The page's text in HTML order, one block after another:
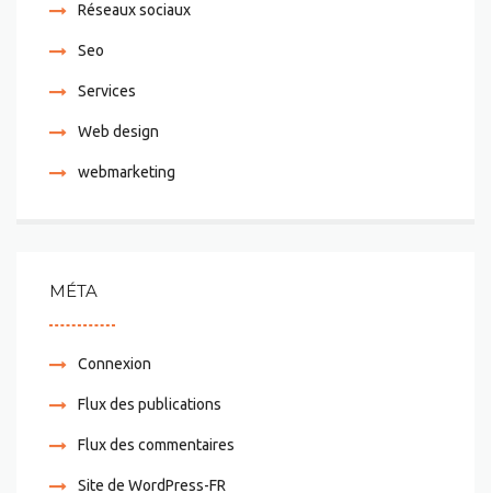
Réseaux sociaux
Seo
Services
Web design
webmarketing
MÉTA
Connexion
Flux des publications
Flux des commentaires
Site de WordPress-FR